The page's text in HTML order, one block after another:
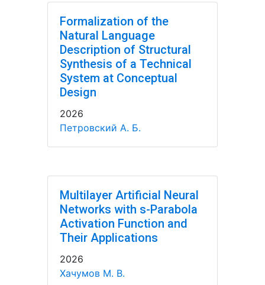
Formalization of the
Natural Language
Description of Structural
Synthesis of a Technical
System at Conceptual
Design
2026
Петровский А. Б.
Multilayer Artificial Neural
Networks with s-Parabola
Activation Function and
Their Applications
2026
Хачумов М. В.